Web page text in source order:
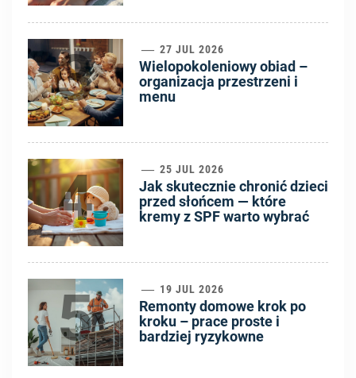
3 27 JUL 2026
Wielopokoleniowy obiad –
organizacja przestrzeni i
menu
4 25 JUL 2026
Jak skutecznie chronić dzieci
przed słońcem — które
kremy z SPF warto wybrać
5 19 JUL 2026
Remonty domowe krok po
kroku – prace proste i
bardziej ryzykowne